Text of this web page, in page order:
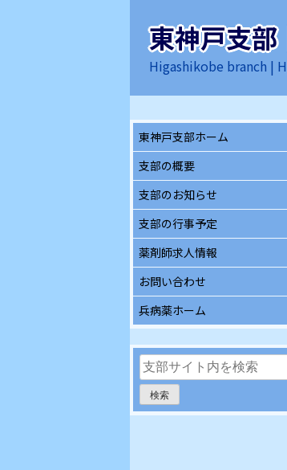
ス
キ
ッ
プ
東神戸支
Higashikobe branch |
東神戸支部ホーム
支部の概要
支部のお知らせ
支部の行事予定
薬剤師求人情報
お問い合わせ
兵病薬ホーム